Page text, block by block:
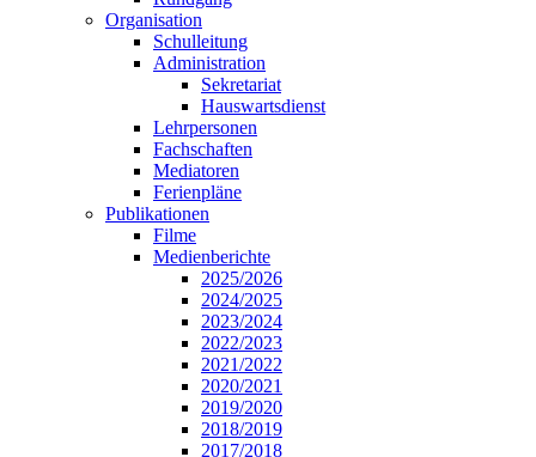
Organisation
Schulleitung
Administration
Sekretariat
Hauswartsdienst
Lehrpersonen
Fachschaften
Mediatoren
Ferienpläne
Publikationen
Filme
Medienberichte
2025/2026
2024/2025
2023/2024
2022/2023
2021/2022
2020/2021
2019/2020
2018/2019
2017/2018